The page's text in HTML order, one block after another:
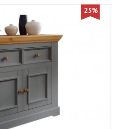
25%